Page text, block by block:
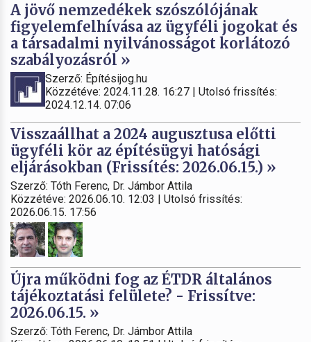
A jövő nemzedékek szószólójának
figyelemfelhívása az ügyféli jogokat és
a társadalmi nyilvánosságot korlátozó
szabályozásról »
Szerző: Építésijog.hu
Közzétéve: 2024.11.28. 16:27 | Utolsó frissítés:
2024.12.14. 07:06
Visszaállhat a 2024 augusztusa előtti
ügyféli kör az építésügyi hatósági
eljárásokban (Frissítés: 2026.06.15.) »
Szerző: Tóth Ferenc, Dr. Jámbor Attila
Közzétéve: 2026.06.10. 12:03 | Utolsó frissítés:
2026.06.15. 17:56
Újra működni fog az ÉTDR általános
tájékoztatási felülete? - Frissítve:
2026.06.15. »
Szerző: Tóth Ferenc, Dr. Jámbor Attila